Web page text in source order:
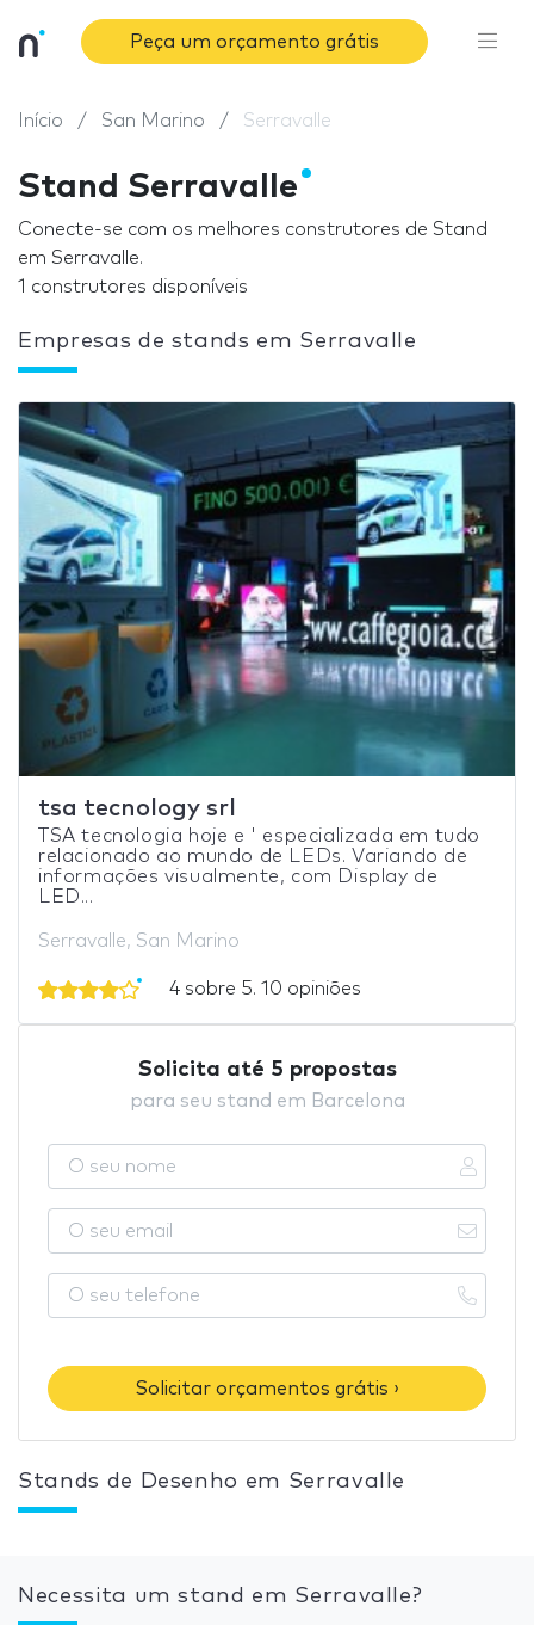
Peça um orçamento grátis
Início San Marino Serravalle
Stand Serravalle
Conecte-se com os melhores construtores de Stand
em Serravalle.
1 construtores disponíveis
Empresas de stands em Serravalle
tsa tecnology srl
TSA tecnologia hoje e ' especializada em tudo
relacionado ao mundo de LEDs. Variando de
informações visualmente, com Display de
LED...
Serravalle, San Marino
4 sobre 5. 10 opiniões
Solicita até 5 propostas
para seu stand em Barcelona
Solicitar orçamentos grátis ›
Stands de Desenho em Serravalle
Necessita um stand em Serravalle?